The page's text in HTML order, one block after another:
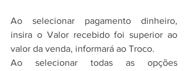
Ao selecionar pagamento dinheiro,
insira o Valor recebido foi superior ao
valor da venda, informará ao Troco.
Ao selecionar todas as opções